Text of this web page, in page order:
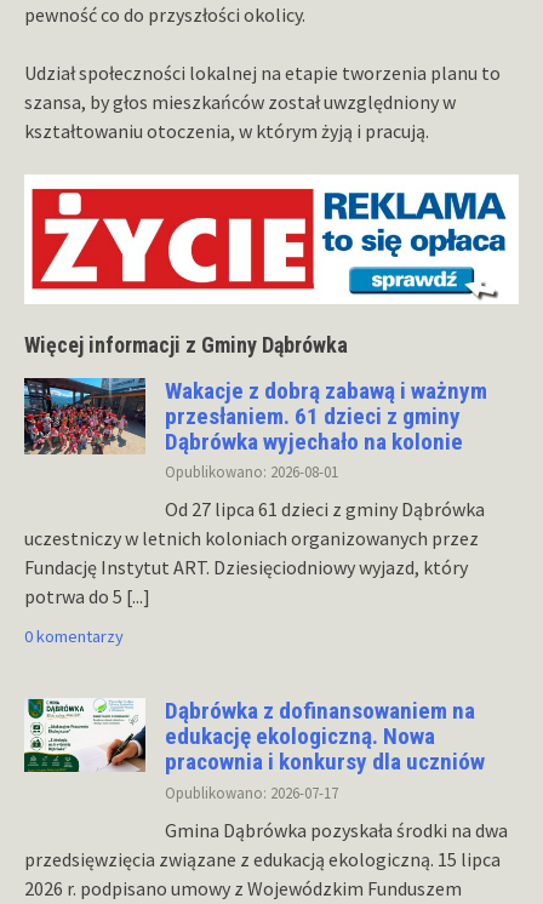
pewność co do przyszłości okolicy.
Udział społeczności lokalnej na etapie tworzenia planu to
szansa, by głos mieszkańców został uwzględniony w
kształtowaniu otoczenia, w którym żyją i pracują.
Więcej informacji z Gminy Dąbrówka
Wakacje z dobrą zabawą i ważnym
przesłaniem. 61 dzieci z gminy
Dąbrówka wyjechało na kolonie
Opublikowano: 2026-08-01
Od 27 lipca 61 dzieci z gminy Dąbrówka
uczestniczy w letnich koloniach organizowanych przez
Fundację Instytut ART. Dziesięciodniowy wyjazd, który
potrwa do 5 [...]
0 komentarzy
Dąbrówka z dofinansowaniem na
edukację ekologiczną. Nowa
pracownia i konkursy dla uczniów
Opublikowano: 2026-07-17
Gmina Dąbrówka pozyskała środki na dwa
przedsięwzięcia związane z edukacją ekologiczną. 15 lipca
2026 r. podpisano umowy z Wojewódzkim Funduszem